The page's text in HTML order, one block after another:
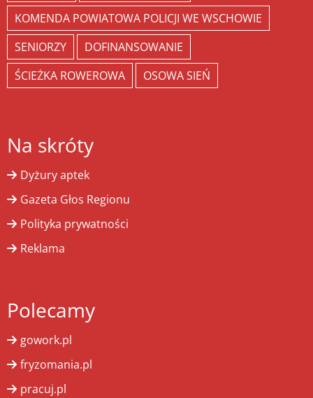
KOMENDA POWIATOWA POLICJI WE WSCHOWIE
SENIORZY
DOFINANSOWANIE
ŚCIEŻKA ROWEROWA
OSOWA SIEŃ
Na skróty
Dyżury aptek
Gazeta Głos Regionu
Polityka prywatności
Reklama
Polecamy
gowork.pl
fryzomania.pl
pracuj.pl